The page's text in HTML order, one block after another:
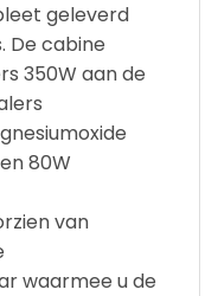
geleverd
De cabine
350W aan de
80W
van
waarmee u de